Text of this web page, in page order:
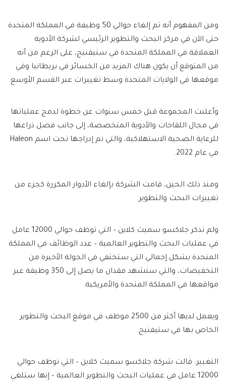
ومن المفهوم أنه تم إلغاء حوالي 50 وظيفة في المملكة المتحدة
حتى الآن في مركز البحث والتطوير الرئيسي لشركة الأدوية
العملاقة في المملكة المتحدة في ستيفنيج، على الرغم من أنه
من المتوقع أن يكون هناك المزيد من الخسائر في بريطانيا وفي
موقعها في الولايات المتحدة وسط تغييرات عبر القسم الأوسع.
وأعلنت المجموعة قبل خمس سنوات عن خطوة لدمج عملياتها
في مجال اللقاحات والأدوية المتخصصة، إلى جانب فصل ذراعها
للرعاية الصحية الاستهلاكية، والتي تم إدراجها تحت اسم Haleon
في عام 2022.
ومنذ ذلك الحين، قامت الشركة بإلغاء الأدوار المكررة كجزء من
تغييرات البحث والتطوير.
ولم تذكر جلاكسو سميث كلاين – التي توظف حوالي 12000 عامل
في عمليات البحث والتطوير العالمية – عدد الوظائف في المملكة
المتحدة بشكل إجمالي التي ستختفي في الجولة الأخيرة من
التخفيضات، والتي ستشهد فقدان ما يصل إلى 350 وظيفة عبر
مواقعها في المملكة المتحدة والأمريكية.
ويعمل لديها أكثر من 2500 موظف في موقع البحث والتطوير
الخاص بها في ستيفنيج.
التغيير: قالت شركة جلاكسو سميث كلاين – التي توظف حوالي
12000 عامل في عمليات البحث والتطوير العالمية – إنها ستلغي